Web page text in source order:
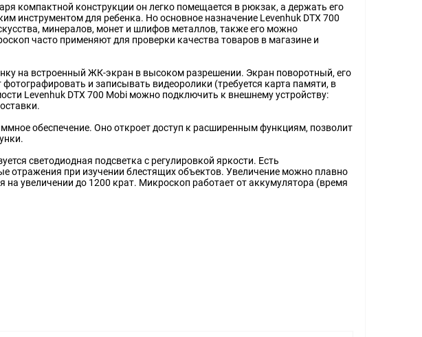
компактной конструкции он легко помещается в рюкзак, а держать его
инструментом для ребенка. Но основное назначение Levenhuk DTX 700
минералов, монет и шлифов металлов, также его можно
часто применяют для проверки качества товаров в магазине и
на встроенный ЖК-экран в высоком разрешении. Экран поворотный, его
и записывать видеоролики (требуется карта памяти, в
Levenhuk DTX 700 Mobi можно подключить к внешнему устройству:
обеспечение. Оно откроет доступ к расширенным функциям, позволит
светодиодная подсветка с регулировкой яркости. Есть
отражения при изучении блестящих объектов. Увеличение можно плавно
увеличении до 1200 крат. Микроскоп работает от аккумулятора (время